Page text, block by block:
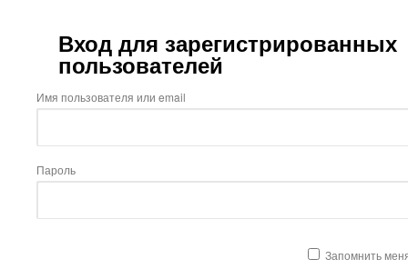
Вход для зарегистрированных
пользователей
Имя пользователя или email
Пароль
Запомнить